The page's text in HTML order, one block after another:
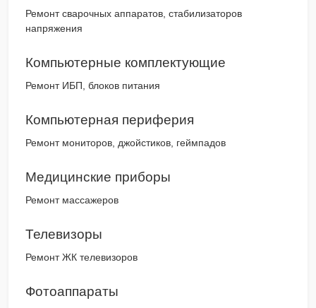
Ремонт сварочных аппаратов, стабилизаторов
напряжения
Компьютерные комплектующие
Ремонт ИБП, блоков питания
Компьютерная периферия
Ремонт мониторов, джойстиков, геймпадов
Медицинские приборы
Ремонт массажеров
Телевизоры
Ремонт ЖК телевизоров
Фотоаппараты